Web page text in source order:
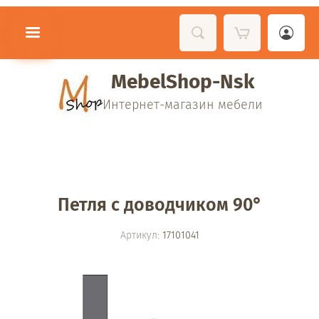
MebelShop-Nsk
Интернет-магазин мебели
Петля с доводчиком 90°
Артикул: 17101041